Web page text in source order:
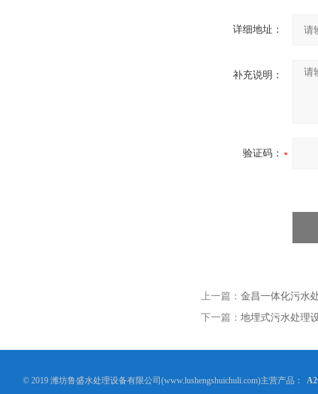
详细地址：
补充说明：
验证码：
上一篇： 金昌一体化污水
下一篇： 地埋式污水处理
© 2019 潍坊鲁盛水处理设备有限公司(www.lushengshuichuli.com)主营产品：